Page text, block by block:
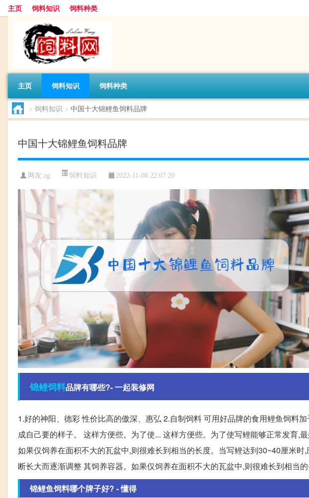
主页 饲料知识 饲料种类
主页 饲料知识 饲料种类
> 饲料知识 > 中国十大锦鲤鱼饲料品牌
中国十大锦鲤鱼饲料品牌
网友:zg 饲料知识 2022-11-08 22:07:20
锦鲤饲料品牌有哪些?- 一起装修网
1.好的神阳、德彩 性价比高的傲深、惠弘 2.自制饲料 可用好品牌的食用鲤鱼饲料
成自己要的样子。 这样方便些。为了使... 这样方便些。为了使写鲤能够正常发育,
如果仅饲养在面积不大的瓦盆中,则很难长到相当的长度。当写鲤达到30~40厘米
断长大而逐渐调整 其饲养容器。如果仅饲养在面积不大的瓦盆中,则很难长到相当
锦鲤鱼饲料哪个牌子好? - 懂得